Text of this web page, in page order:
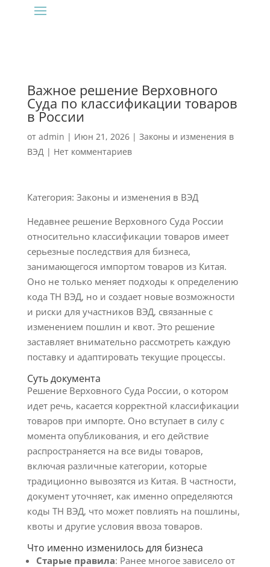
Важное решение Верховного
Суда по классификации товаров
в России
от admin | Июн 21, 2026| Законы и изменения в
ВЭД| Нет комментариев
Категория: Законы и изменения в ВЭД
Недавнее решение Верховного Суда России
относительно классификации товаров имеет
серьезные последствия для бизнеса,
занимающегося импортом товаров из Китая.
Оно не только меняет подходы к определению
кода ТН ВЭД, но и создает новые возможности
и риски для участников ВЭД, связанные с
изменением пошлин и квот. Это решение
заставляет внимательно рассмотреть каждую
поставку и адаптировать текущие процессы.
Суть документа
Решение Верховного Суда России, о котором
идет речь, касается корректной классификации
товаров при импорте. Оно вступает в силу с
момента опубликования, и его действие
распространяется на все виды товаров,
включая различные категории, которые
традиционно вывозятся из Китая. В частности,
документ уточняет, как именно определяются
коды ТН ВЭД, что может повлиять на пошлины,
квоты и другие условия ввоза товаров.
Что именно изменилось для бизнеса
Старые правила: Ранее многое зависело от